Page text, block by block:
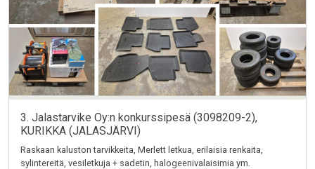
3. Jalastarvike Oy:n konkurssipesä (3098209-2),
KURIKKA (JALASJÄRVI)
Raskaan kaluston tarvikkeita, Merlett letkua, erilaisia renkaita,
sylintereitä, vesiletkuja + sadetin, halogeenivalaisimia ym.